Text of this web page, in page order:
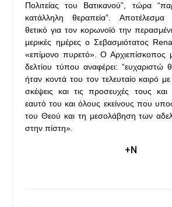
Πολιτείας του Βατικανού”, τώρα
κατάλληλη θεραπεία”. Αποτέλεσμα
θετικό για τον κορωνοϊό την
μερικές ημέρες ο Σεβασμιότατος
«επίμονο πυρετό». Ο Αρχιεπίσκοπος
δελτίου τύπου αναφέρει: “ευχαριστώ
ήταν κοντά του τον τελευταίο καιρό
σκέψεις και τις προσευχές τους και
εαυτό του και όλους εκείνους που
του Θεού και τη μεσολάβηση των
στην πίστη».
+Ν